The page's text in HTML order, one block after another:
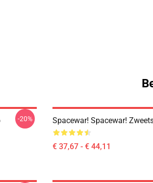
-20% Spacewar! Spacewar!
€ 37,67 - € 44,11